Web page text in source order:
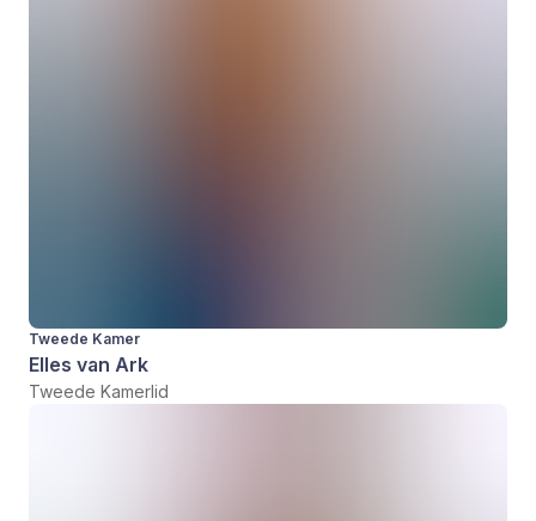
Tweede Kamer
Elles van Ark
Tweede Kamerlid